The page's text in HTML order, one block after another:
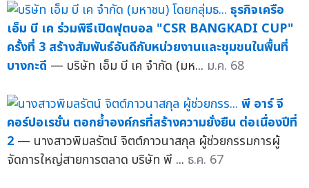
ธุรกิจเครือ
เอ็ม บี เค ร่วมพิธีเปิดฟุตบอล "CSR BANGKADI CUP"
ครั้งที่ 3 สร้างสัมพันธ์อันดีกับหน่วยงานและชุมชนในพื้นที่
บางกะดี — บริษัท เอ็ม บี เค จำกัด (มห... ม.ค. 68
พี อาร์ จี
คอร์ปอเรชั่น ตอกย้ำองค์กรที่สร้างความยั่งยืน ต่อเนื่องปีที่
2 — นางสาวพิมลรัตน์ จิตต์ภาวนาสกุล ผู้ช่วยกรรมการผู้
จัดการใหญ่สายการตลาด บริษัท พี ... ธ.ค. 67